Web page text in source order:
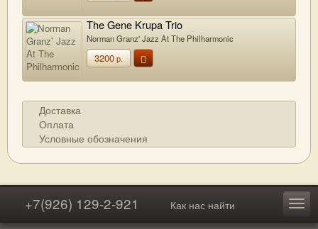
The Gene Krupa Trio
Norman Granz' Jazz At The Philharmonic
3200р.
Доставка
Оплата
Условные обозначения
+7(926) 129-2-921 Как нас найти